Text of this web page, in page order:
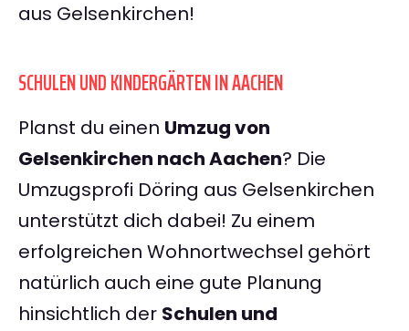
aus Gelsenkirchen!
SCHULEN UND KINDERGÄRTEN IN AACHEN
Planst du einen Umzug von
Gelsenkirchen nach Aachen? Die
Umzugsprofi Döring aus Gelsenkirchen
unterstützt dich dabei! Zu einem
erfolgreichen Wohnortwechsel gehört
natürlich auch eine gute Planung
hinsichtlich der Schulen und